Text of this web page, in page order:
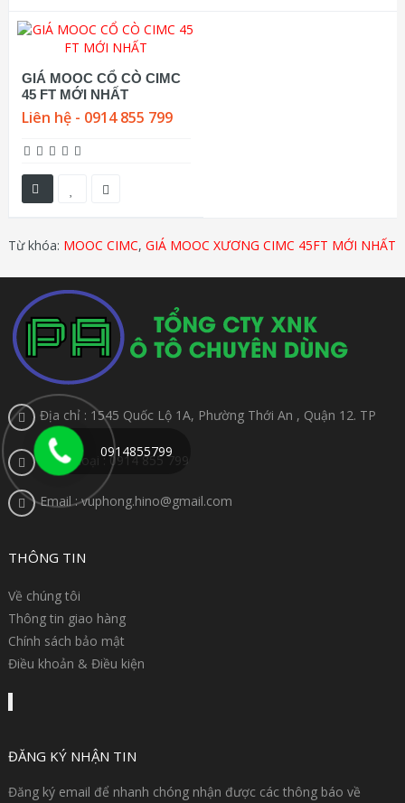
GIÁ MOOC CỔ CÒ CIMC
45 FT MỚI NHẤT
Liên hệ - 0914 855 799
Từ khóa: MOOC CIMC, GIÁ MOOC XƯƠNG CIMC 45FT MỚI NHẤT
Địa chỉ : 1545 Quốc Lộ 1A, Phường Thới An , Quận 12. TP
HCM
Điện thoại : 0914 855 799
Email : vuphong.hino@gmail.com
THÔNG TIN
Về chúng tôi
Thông tin giao hàng
Chính sách bảo mật
Điều khoản & Điều kiện
ĐĂNG KÝ NHẬN TIN
Đăng ký email để nhanh chóng nhận được các thông báo về
0914855799